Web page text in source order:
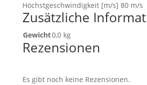
Höchstgeschwindigkeit [m/s] 80 m/s
Zusätzliche
Gewicht0,0 kg
Rezensionen
Es gibt noch keine Rezensionen.